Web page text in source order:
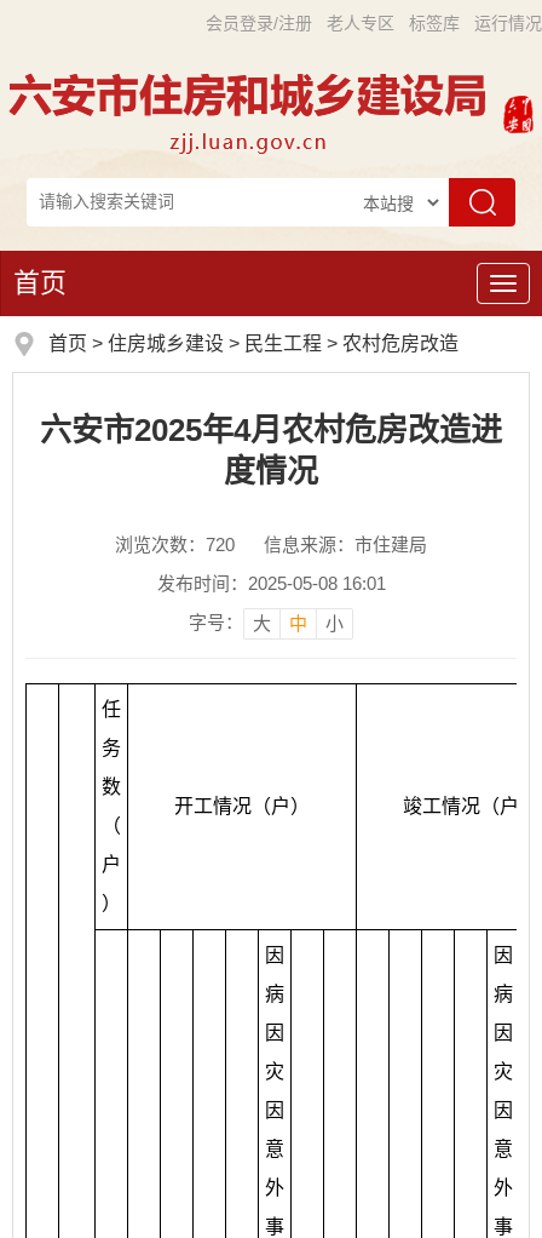
会员登录/注册 老人专区 标签库 运行情况
导
航
首页
首页 > 住房城乡建设 > 民生工程 > 农村危房改造
六安市2025年4月农村危房改造进
度情况
浏览次数： 720
信息来源：市住建局
发布时间：2025-05-08 16:01
字号：
大 中 小
任
务
数
（
户
）
开工情况（户） 竣工情况（户）
因
病
因
灾
因
意
外
事
因
病
因
灾
因
意
外
事